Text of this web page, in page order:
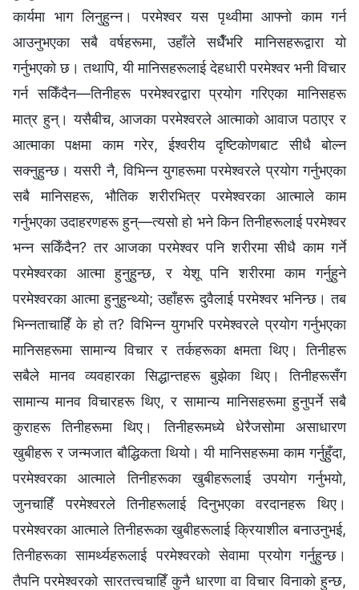
कार्यमा भाग लिनुहुन्न। परमेश्‍वर यस पृथ्वीमा आफ्नो काम गर्न
आउनुभएका सबै वर्षहरूमा, उहाँले सधैँभरि मानिसहरूद्वारा यो
गर्नुभएको छ। तथापि, यी मानिसहरूलाई देहधारी परमेश्‍वर भनी विचार
गर्न सकिँदैन—तिनीहरू परमेश्‍वरद्वारा प्रयोग गरिएका मानिसहरू
मात्र हुन्। यसैबीच, आजका परमेश्‍वरले आत्माको आवाज पठाएर र
आत्माका पक्षमा काम गरेर, ईश्‍वरीय दृष्टिकोणबाट सीधै बोल्न
सक्नुहुन्छ। यसरी नै, विभिन्न युगहरूमा परमेश्‍वरले प्रयोग गर्नुभएका
सबै मानिसहरू, भौतिक शरीरभित्र परमेश्‍वरका आत्माले काम
गर्नुभएका उदाहरणहरू हुन्—त्यसो हो भने किन तिनीहरूलाई परमेश्‍वर
भन्न सकिँदैन? तर आजका परमेश्‍वर पनि शरीरमा सीधै काम गर्ने
परमेश्‍वरका आत्मा हुनुहुन्छ, र येशू पनि शरीरमा काम गर्नुहुने
परमेश्‍वरका आत्मा हुनुहुन्थ्यो; उहाँहरू दुवैलाई परमेश्‍वर भनिन्छ। तब
भिन्नताचाहिँ के हो त? विभिन्न युगभरि परमेश्‍वरले प्रयोग गर्नुभएका
मानिसहरूमा सामान्य विचार र तर्कहरूका क्षमता थिए। तिनीहरू
सबैले मानव व्यवहारका सिद्धान्तहरू बुझेका थिए। तिनीहरूसँग
सामान्य मानव विचारहरू थिए, र सामान्य मानिसहरूमा हुनुपर्ने सबै
कुराहरू तिनीहरूमा थिए। तिनीहरूमध्ये धेरैजसोमा असाधारण
खुबीहरू र जन्मजात बौद्धिकता थियो। यी मानिसहरूमा काम गर्नुहुँदा,
परमेश्‍वरका आत्माले तिनीहरूका खुबीहरूलाई उपयोग गर्नुभयो,
जुनचाहिँ परमेश्‍वरले तिनीहरूलाई दिनुभएका वरदानहरू थिए।
परमेश्‍वरका आत्माले तिनीहरूका खुबीहरूलाई क्रियाशील बनाउनुभई,
तिनीहरूका सामर्थ्यहरूलाई परमेश्‍वरको सेवामा प्रयोग गर्नुहुन्छ।
तैपनि परमेश्‍वरको सारतत्त्वचाहिँ कुनै धारणा वा विचार विनाको हुन्छ,